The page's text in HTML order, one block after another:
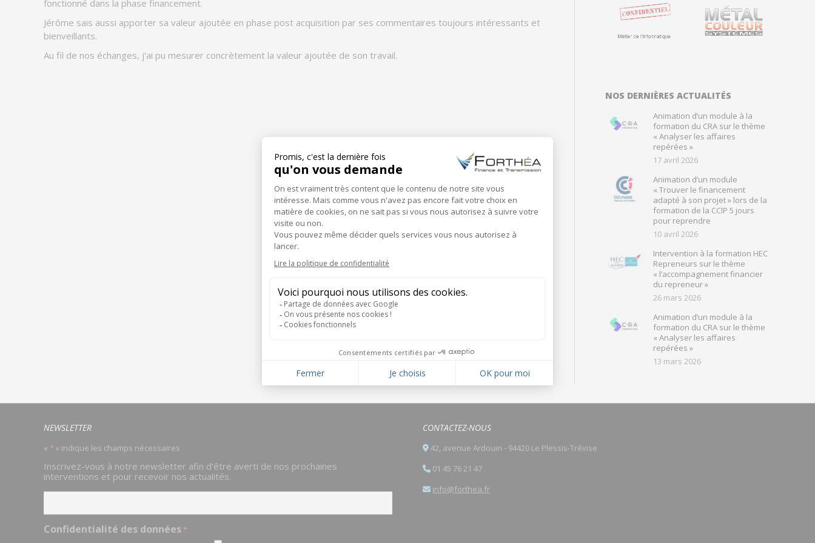
fonctionné dans la phase financement.
Jérôme sais aussi apporter sa valeur ajoutée en phase post acquisition par ses commentaires toujours intéressants et
bienveillants.
Au fil de nos échanges, j’ai pu mesurer concrètement la valeur ajoutée de son travail.
NOS DERNIÈRES ACTUALITÉS
Animation d’un module à la
formation du CRA sur le thème
« Analyser les affaires
repérées »
17 avril 2026
Animation d’un module
« Trouver le financement
adapté à son projet » lors de la
formation de la CCIP 5 jours
pour reprendre
10 avril 2026
Intervention à la formation HEC
Repreneurs sur le thème
« l’accompagnement financier
du repreneur »
26 mars 2026
Animation d’un module à la
formation du CRA sur le thème
« Analyser les affaires
repérées »
13 mars 2026
NEWSLETTER
« *» indique les champs nécessaires
*
Inscrivez-vous à notre newsletter afin d’être averti de nos prochaines
interventions et pour recevoir nos actualités.
Confidentialité des données *
CONTACTEZ-NOUS
42, avenue Ardouin - 94420 Le Plessis-Trévise
01 45 76 21 47
info@forthea.fr